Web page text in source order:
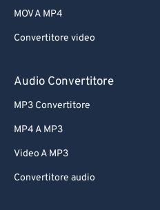
MOV A MP4
Convertitore video
Audio Convertitore
MP3 Convertitore
MP4 A MP3
Video A MP3
Convertitore audio